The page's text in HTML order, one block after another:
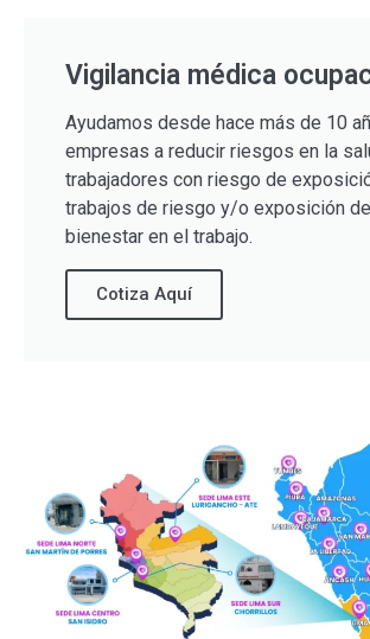
Vigilancia médica
Ayudamos desde hace más de 10
empresas a reducir riesgos en la
trabajadores con riesgo de
trabajos de riesgo y/o exposición
bienestar en el trabajo.
Cotiza Aquí